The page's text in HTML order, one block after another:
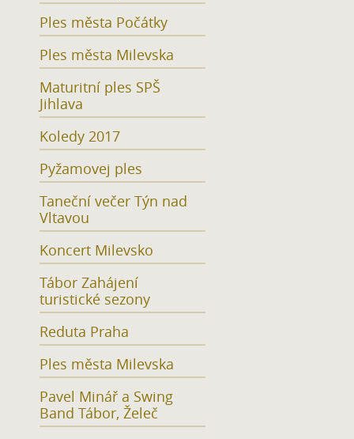
Ples města Počátky
Ples města Milevska
Maturitní ples SPŠ
Jihlava
Koledy 2017
Pyžamovej ples
Taneční večer Týn nad
Vltavou
Koncert Milevsko
Tábor Zahájení
turistické sezony
Reduta Praha
Ples města Milevska
Pavel Minář a Swing
Band Tábor, Želeč